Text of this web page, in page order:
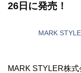
26日に発売！
MARK
MARK STYLER株